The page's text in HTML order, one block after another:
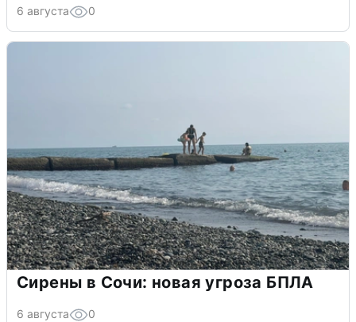
6 августа 0
Сирены в Сочи: новая угроза БПЛА
6 августа 0